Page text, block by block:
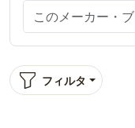
フィルタ